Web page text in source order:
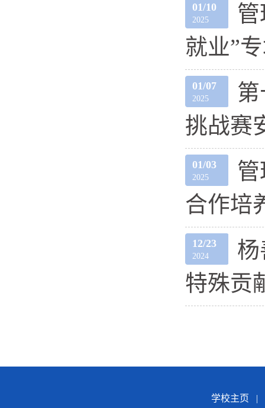
01/10
2025
管
就业”
01/07
2025
挑战赛
01/03
2025
管
合作培
12/23
2024
杨
特殊贡
学校主页 |